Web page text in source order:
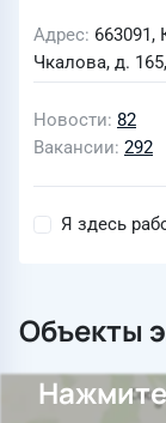
Адрес 663091,
Чкалова, д.
Новости 82
Вакансии 292
Я здесь
Объекты
Нажмите